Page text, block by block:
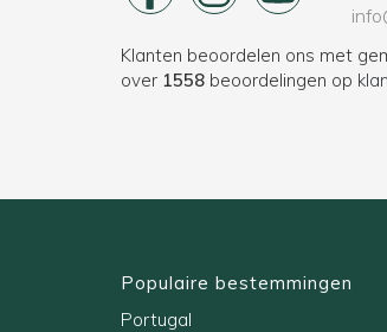
Klanten beoordelen ons met
over 1558 beoordelingen op
Populaire bestemmingen
Portugal